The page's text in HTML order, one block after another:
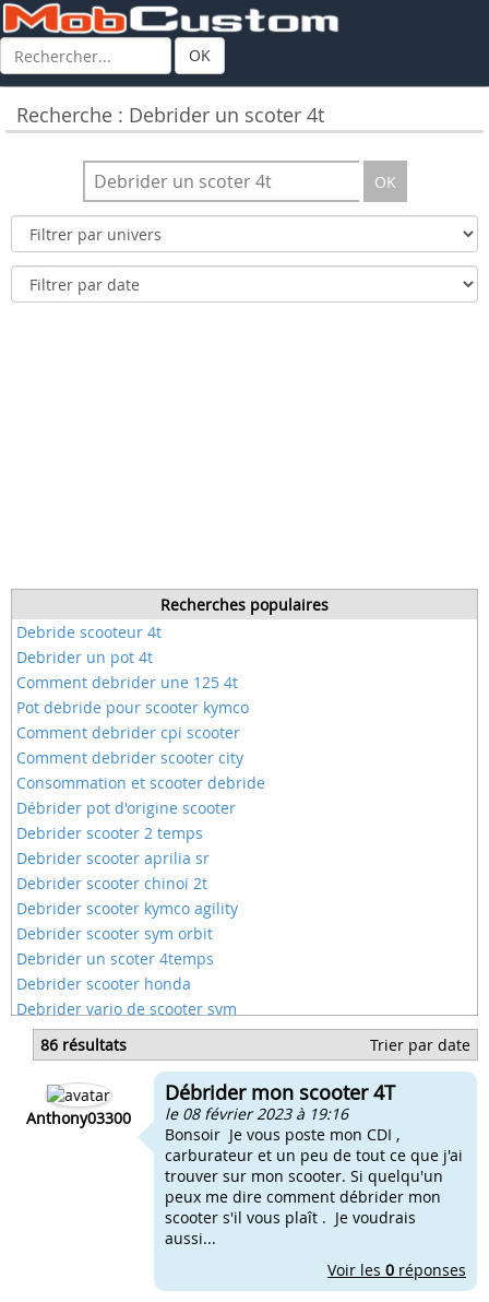
OK
Recherche : Debrider un scoter 4t
OK
Recherches populaires
Debride scooteur 4t
Debrider un pot 4t
Comment debrider une 125 4t
Pot debride pour scooter kymco
Comment debrider cpi scooter
Comment debrider scooter city
Consommation et scooter debride
Débrider pot d'origine scooter
Debrider scooter 2 temps
Debrider scooter aprilia sr
Debrider scooter chinoi 2t
Debrider scooter kymco agility
Debrider scooter sym orbit
Debrider un scoter 4temps
Debrider scooter honda
Debrider vario de scooter sym
Débrider son scooter sans bruit
Debrider un scooter 50 daelim
Debrider un scooter 50 keeway
Debrider un scoter 4 temp
86 résultats Trier par date
Anthony03300
Débrider mon scooter 4T
le 08 février 2023 à 19:16
Bonsoir Je vous poste mon CDI ,
carburateur et un peu de tout ce que j'ai
trouver sur mon scooter. Si quelqu'un
peux me dire comment débrider mon
scooter s'il vous plaît . Je voudrais
aussi...
Voir les 0 réponses